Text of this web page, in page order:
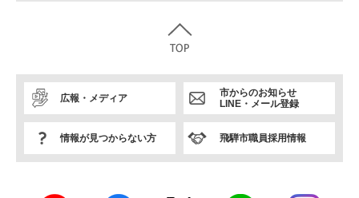
広報・メディア
市からのお知らせ
LINE・メール登録
情報が見つからない方 飛騨市職員採用情報